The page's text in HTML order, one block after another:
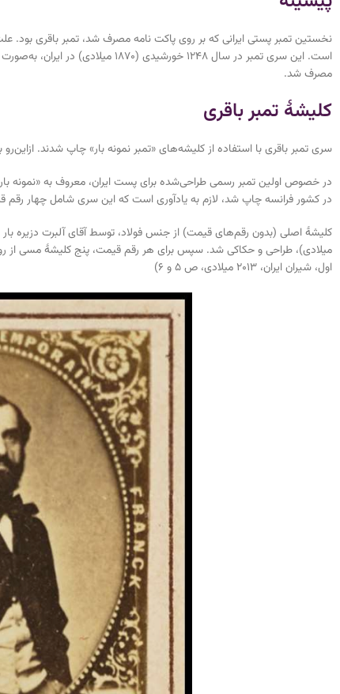
نخستین تمبر پستی ایرانی که بر روی پاکت نامه مصرف شد، تمبر باقری بود.
است. این سری تمبر در سال ۱۲۴۸
مصرف شد.
کلیشهٔ تمبر باقری
سری تمبر باقری با استفاده از کلیشه‌های «تمبر نمونه بار» چاپ شدند.
در کشور فرانسه چاپ شد، لازم به یادآوری است که این سری شامل چهار
میلادی)، طراحی و حکاکی شد. سپس برای هر رقم قیمت، پنج کلیشهٔ مسی از
اول، شیران ایران، ۲۰۱۳ میلادی، ص ۵ و ۶)